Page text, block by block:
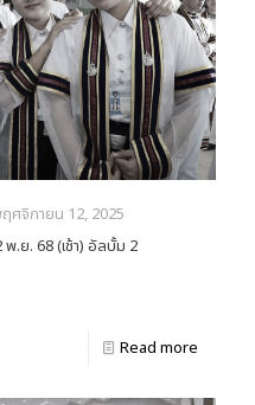
ศจิกายน 12, 2025
.ย. 68 (เช้า) อัลบั้ม 2
Read more